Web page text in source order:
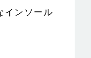
インソール